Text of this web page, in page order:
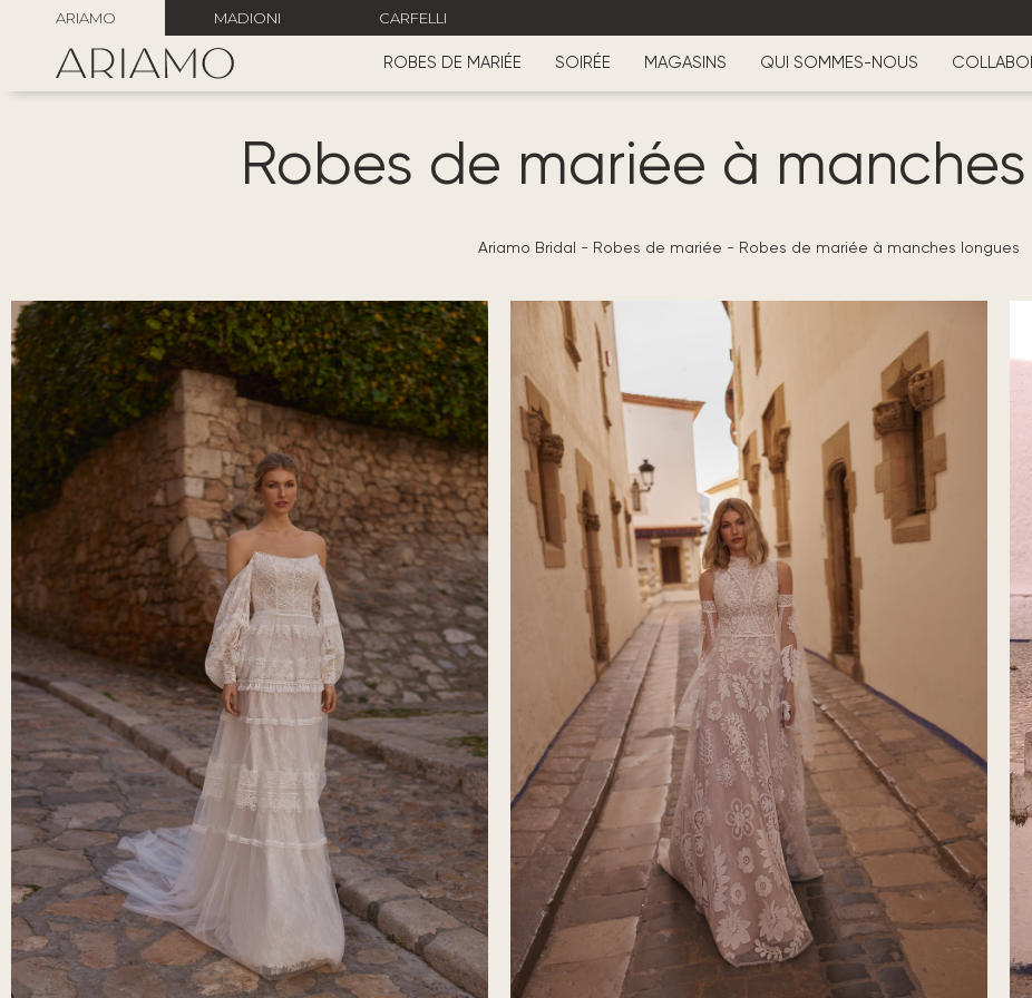
ARIAMO MADIONI CARFELLI
ROBES DE MARIÉE SOIRÉE MAGASINS QUI SOMMES-NOUS
Robes de mariée à
Ariamo Bridal - Robes de mariée - Robes de mariée à manches longues